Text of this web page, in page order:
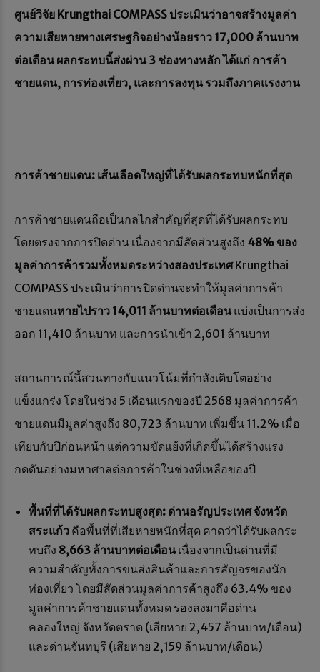
ศูนย์วิจัย Krungthai COMPASS ประเมินว่าอาจสร้างมูลค่า
ความเสียหายทางเศรษฐกิจอย่างน้อยราว 17,000 ล้านบาท
ต่อเดือน ผลกระทบนี้ส่งผ่าน 3 ช่องทางหลัก ได้แก่ การค้า
ชายแดน, การท่องเที่ยว, และการลงทุน รวมถึงภาคแรงงาน
การค้าชายแดน: เส้นเลือดใหญ่ที่ได้รับผลกระทบหนักที่สุด
การค้าชายแดนถือเป็นกลไกสำคัญที่สุดที่ได้รับผลกระทบ
โดยตรงจากการปิดด่าน เนื่องจากมีสัดส่วนสูงถึง 48% ของ
มูลค่าการค้ารวมทั้งหมดระหว่างสองประเทศKrungthai
COMPASS ประเมินว่าการปิดด่านจะทำให้มูลค่าการค้า
ชายแดนหายไปราว 14,011 ล้านบาทต่อเดือน แบ่งเป็นการส่ง
ออก 11,410 ล้านบาท และการนำเข้า 2,601 ล้านบาท
สถานการณ์นี้สวนทางกับแนวโน้มที่กำลังเติบโตอย่าง
แข็งแกร่ง โดยในช่วง 5 เดือนแรกของปี 2568 มูลค่าการค้า
ชายแดนมีมูลค่าสูงถึง 80,723 ล้านบาท เพิ่มขึ้น 11.2% เมื่อ
เทียบกับปีก่อนหน้า แต่ความขัดแย้งที่เกิดขึ้นได้สร้างแรง
กดดันอย่างมหาศาลต่อการค้าในช่วงที่เหลือของปี
พื้นที่ที่ได้รับผลกระทบสูงสุด: ด่านอรัญประเทศ จังหวัด
สระแก้ว คือพื้นที่ที่เสียหายหนักที่สุด คาดว่าได้รับผลกระ
ทบถึง 8,663 ล้านบาทต่อเดือน เนื่องจากเป็นด่านที่มี
ความสำคัญทั้งการขนส่งสินค้าและการสัญจรของนัก
ท่องเที่ยว โดยมีสัดส่วนมูลค่าการค้าสูงถึง 63.4% ของ
มูลค่าการค้าชายแดนทั้งหมด รองลงมาคือด่าน
คลองใหญ่ จังหวัดตราด (เสียหาย 2,457 ล้านบาท/เดือน)
และด่านจันทบุรี (เสียหาย 2,159 ล้านบาท/เดือน)